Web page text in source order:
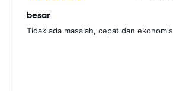
besar
Tidak ada masalah, cepat dan ekonomis